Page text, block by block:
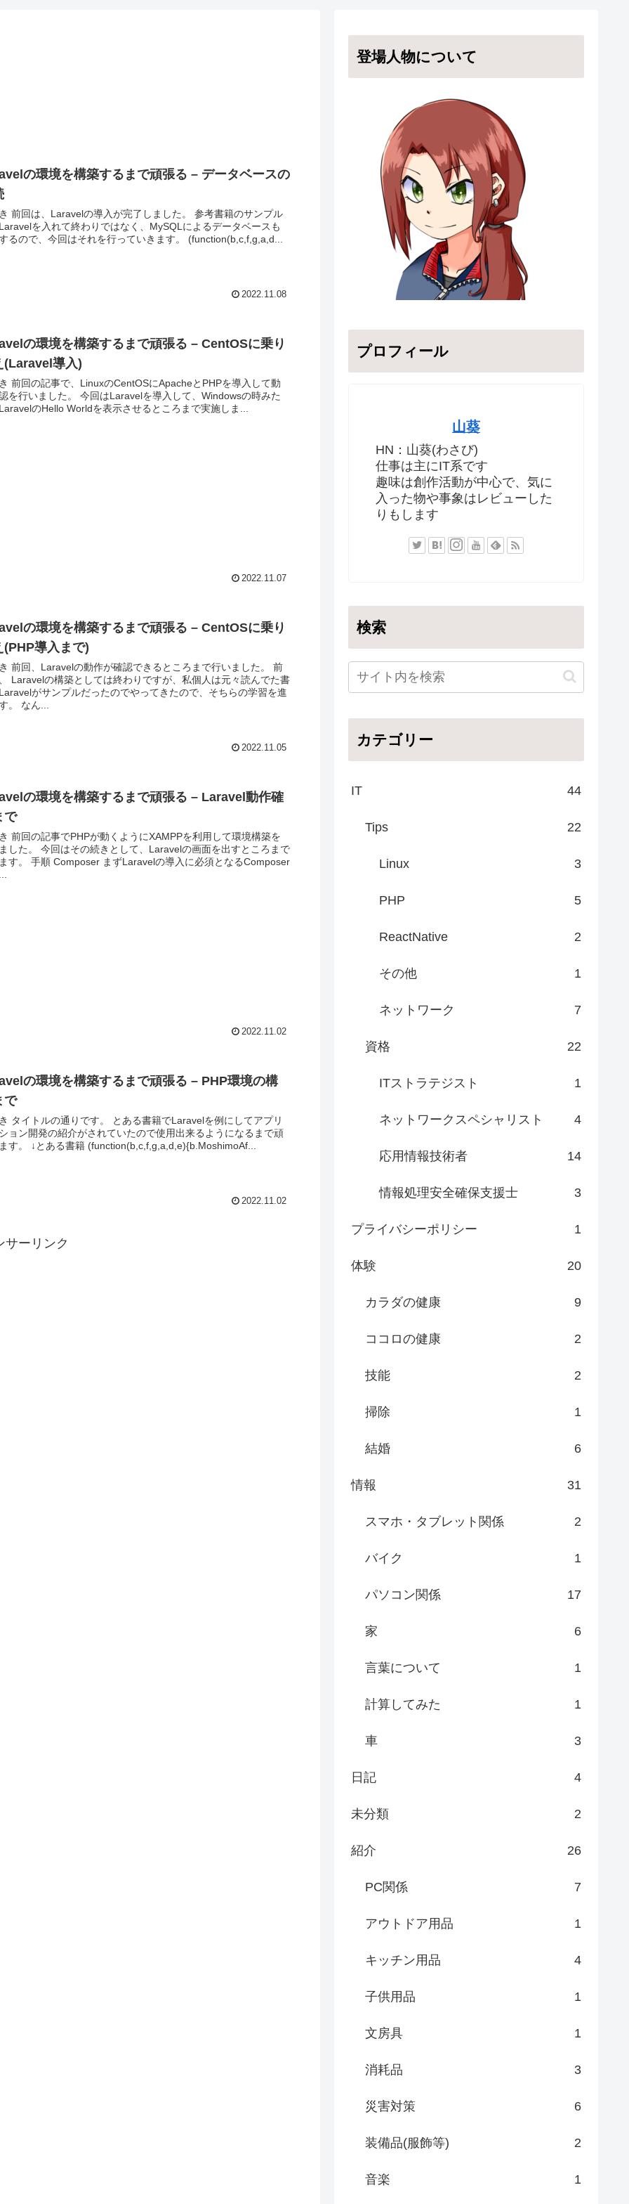
の環境を構築するまで頑張る – データベースの
前回は、Laravelの導入が完了しました。 参考書籍のサンプル
を入れて終わりではなく、MySQLによるデータベースも
用意するので、今回はそれを行っていきます。 (function(b,c,f,g,a,d...
2022.11.08
の環境を構築するまで頑張る – CentOSに乗り
(Laravel導入)
前回の記事で、LinuxのCentOSにApacheとPHPを導入して動
した。 今回はLaravelを導入して、Windowsの時みた
のHello Worldを表示させるところまで実施しま...
2022.11.07
の環境を構築するまで頑張る – CentOSに乗り
(PHP導入まで)
前回、Laravelの動作が確認できるところまで行いました。 前
Laravelの構築としては終わりですが、私個人は元々読んでた書
がサンプルだったのでやってきたので、そちらの学習を進
。 なん...
2022.11.05
の環境を構築するまで頑張る – Laravel動作確
で
前回の記事でPHPが動くようにXAMPPを利用して環境構築を
きとして、Laravelの画面を出すところまで
す。 手順 Composer まずLaravelの導入に必須となるComposer
2022.11.02
の環境を構築するまで頑張る – PHP環境の構
で
ルの通りです。 とある書籍でLaravelを例にしてアプリ
ョン開発の紹介がされていたので使用出来るようになるまで頑
張ります。 ↓とある書籍 (function(b,c,f,g,a,d,e){b.MoshimoAf...
2022.11.02
サーリンク
登場人物について
プロフィール
山葵
HN：山葵(わさび)
仕事は主にIT系です
趣味は創作活動が中心で、気に
入った物や事象はレビューした
りもします
検索
カテゴリー
IT 44
Tips 22
Linux 3
PHP 5
ReactNative 2
その他 1
ネットワーク 7
資格 22
ITストラテジスト 1
ネットワークスペシャリスト 4
応用情報技術者 14
情報処理安全確保支援士 3
プライバシーポリシー 1
体験 20
カラダの健康 9
ココロの健康 2
技能 2
掃除 1
結婚 6
情報 31
スマホ・タブレット関係 2
バイク 1
パソコン関係 17
家 6
言葉について 1
計算してみた 1
車 3
日記 4
未分類 2
紹介 26
PC関係 7
アウトドア用品 1
キッチン用品 4
子供用品 1
文房具 1
消耗品 3
災害対策 6
装備品(服飾等) 2
音楽 1